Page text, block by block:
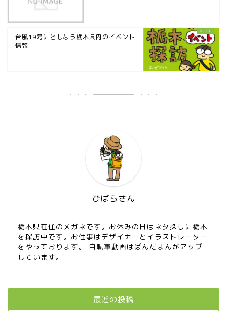
台風19号にともなう栃木県内のイベント
情報
ひばらさん
栃木県在住のメガネです。お休みの日はネタ探しに栃木
を探訪中です。お仕事はデザイナーとイラストレーター
をやっております。 自転車動画はぱんだまんがアップ
しています。
最近の投稿